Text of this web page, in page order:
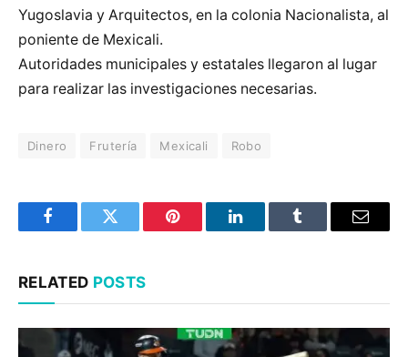
Yugoslavia y Arquitectos, en la colonia Nacionalista, al
poniente de Mexicali.
Autoridades municipales y estatales llegaron al lugar
para realizar las investigaciones necesarias.
Dinero Frutería Mexicali Robo
FacebookTwitter Pinterest LinkedInTumblr Email
RELATED POSTS